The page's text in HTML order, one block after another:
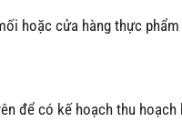
hoặc cửa hàng thực
để có kế hoạch thu hoạch